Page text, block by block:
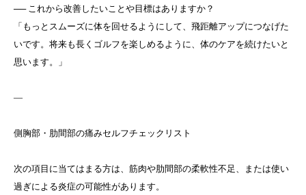
── これから改善したいことや目標はありますか？
「もっとスムーズに体を回せるようにして、飛距離アップにつなげた
いです。将来も長くゴルフを楽しめるように、体のケアを続けたいと
思います。」
—
側胸部・肋間部の痛みセルフチェックリスト
次の項目に当てはまる方は、筋肉や肋間部の柔軟性不足、または使い
過ぎによる炎症の可能性があります。